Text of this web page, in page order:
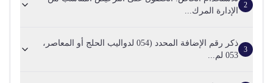
2
الإدارة المرك...
3
ذكر رقم الإضافة المحدد (054 لدواليب الحلج أو المعاصر،
053 لم...